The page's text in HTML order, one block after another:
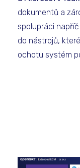
dokumentů a
spolupráci
do nástrojů,
ochotu systém